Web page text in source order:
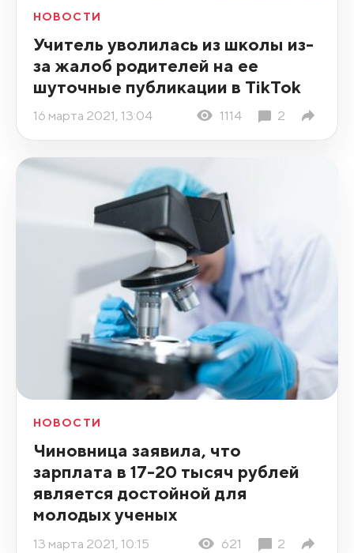
НОВОСТИ
Учитель уволилась из школы из-
за жалоб родителей на ее
шуточные публикации в TikTok
16 марта 2021, 13:04 1114 2
НОВОСТИ
Чиновница заявила, что
зарплата в 17-20 тысяч рублей
является достойной для
молодых ученых
13 марта 2021, 10:15 621 2